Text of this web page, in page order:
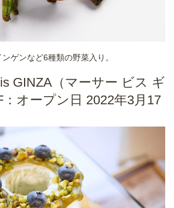
ゲンなど6種類の野菜入り。
GINZA（マーサー ビス ギ
オープン日 2022年3月17